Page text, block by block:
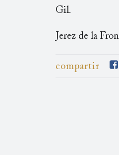
Gil.
Jerez de la
compartir